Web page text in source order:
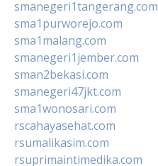
smanegeri1tangerang.com
sma1purworejo.com
sma1malang.com
smanegeri1jember.com
sman2bekasi.com
smanegeri47jkt.com
sma1wonosari.com
rscahayasehat.com
rsumalikasim.com
rsuprimaintimedika.com